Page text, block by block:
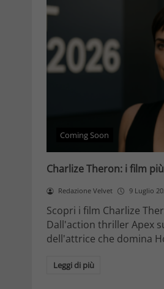
Coming Soon
Charlize Theron: i film
Redazione Velvet 9 Luglio
Scopri i film Charlize
Dall'action thriller Apex
dell'attrice che domina
Leggi di più